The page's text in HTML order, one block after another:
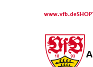
www.vfb.deSHOP